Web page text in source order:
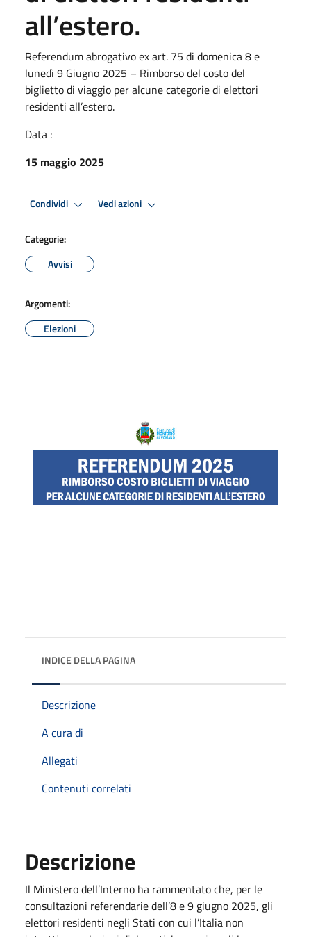
all’estero.
Referendum abrogativo ex art. 75 di domenica 8 e
lunedì 9 Giugno 2025 – Rimborso del costo del
biglietto di viaggio per alcune categorie di elettori
residenti all’estero.
Data :
15 maggio 2025
Condividi Vedi azioni
Categorie:
Avvisi
Argomenti:
Elezioni
INDICE DELLA PAGINA
Descrizione
A cura di
Allegati
Contenuti correlati
Descrizione
Il Ministero dell’Interno ha rammentato che, per le
consultazioni referendarie dell’8 e 9 giugno 2025, gli
elettori residenti negli Stati con cui l’Italia non